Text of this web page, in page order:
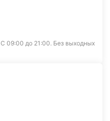
С 09:00 до 21:00. Без выходных